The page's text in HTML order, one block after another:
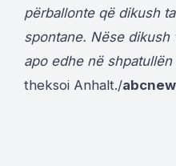
përballonte që dikush
spontane. Nëse
apo edhe në
theksoi Anhalt./